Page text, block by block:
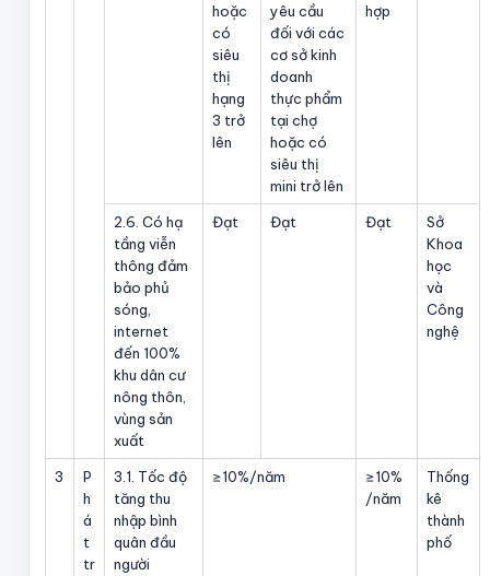
hoặc
có
siêu
thị
hạng
3 trở
lên
yêu cầu
đối với các
cơ sở kinh
doanh
thực phẩm
tại chợ
hoặc có
siêu thị
mini trở lên
hợp
2.6. Có hạ
tầng viễn
thông đảm
bảo phủ
sóng,
internet
đến 100%
khu dân cư
nông thôn,
vùng sản
xuất
Đạt Đạt Đạt
Sở
Khoa
học
và
Công
nghệ
3
P
h
á
t
tr
3.1. Tốc độ
tăng thu
nhập bình
quân đầu
người
≥10%/năm
≥10%
/năm
Thống
kê
thành
phố